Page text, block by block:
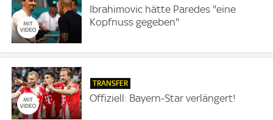
Ibrahimovic hätte Paredes "eine
Kopfnuss gegeben"
TRANSFER
Offiziell: Bayern-Star verlängert!